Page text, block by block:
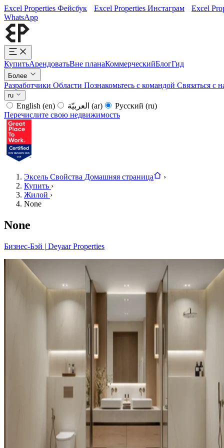
Excel Properties Фейсбук Excel Properties Инстаграм
Excel
WhatsApp
КупитьАрендоватьВне планаКоммерческийБлогГид
Более
Разработчики Области Познакомьтесь с командой Связаться с
ru
English (en) (ar) Русский (ru)
Перечислите свою недвижимость
Эксель Свойства Домашняя страница
›
Купить ›
Жилой ›
None
None
Бизнес-Бэй | Deyaar Properties